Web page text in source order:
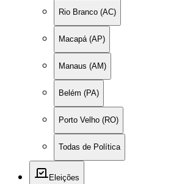
Rio Branco (AC)
Macapá (AP)
Manaus (AM)
Belém (PA)
Porto Velho (RO)
Todas de Política
Eleições